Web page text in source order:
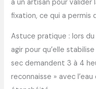
à un artisan pour
fixation, ce qui a permis
Astuce pratique : lors du
agir pour qu’elle
sec demandent 3 à 4
reconnaisse » avec